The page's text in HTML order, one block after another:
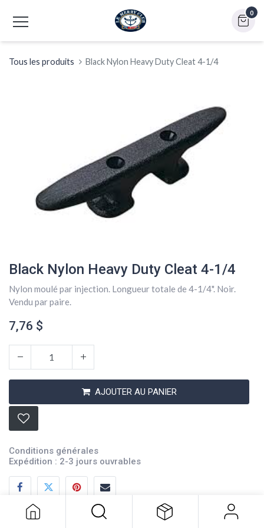
0
Tous les produits Black Nylon Heavy Duty Cleat 4-1/4
Black Nylon Heavy Duty Cleat 4-1/4
Nylon moulé par injection. Longueur totale de 4-1/4". Noir.
Vendu par paire.
7,76 $
AJOUTER AU PANIER
Conditions générales
Expédition : 2-3 jours ouvrables
Black Nylon Heavy Duty Cleat 4-1/4
7,76$